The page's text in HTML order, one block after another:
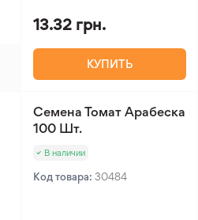
13.32 грн.
КУПИТЬ
Семена Томат Арабеска
100 Шт.
В наличии
Код товара: 30484